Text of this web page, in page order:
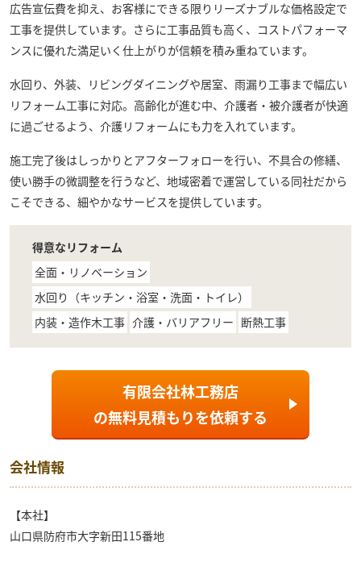
広告宣伝費を抑え、お客様にできる限りリーズナブルな価格設定で
工事を提供しています。さらに工事品質も高く、コストパフォーマ
ンスに優れた満足いく仕上がりが信頼を積み重ねています。
水回り、外装、リビングダイニングや居室、雨漏り工事まで幅広い
リフォーム工事に対応。高齢化が進む中、介護者・被介護者が快適
に過ごせるよう、介護リフォームにも力を入れています。
施工完了後はしっかりとアフターフォローを行い、不具合の修繕、
使い勝手の微調整を行うなど、地域密着で運営している同社だから
こそできる、細やかなサービスを提供しています。
得意なリフォーム
全面・リノベーション
水回り（キッチン・浴室・洗面・トイレ）
内装・造作木工事 介護・バリアフリー 断熱工事
有限会社林工務店
の無料見積もりを依頼する
会社情報
【本社】
山口県防府市大字新田115番地